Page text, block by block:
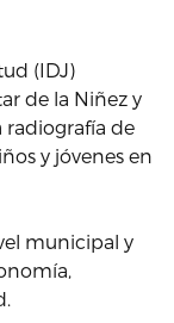
(IDJ)
de la Niñez y
radiografía de
y jóvenes en
municipal y